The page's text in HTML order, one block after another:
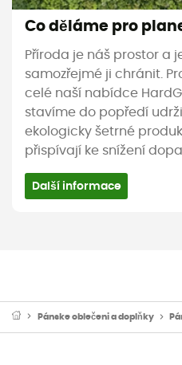
Co děláme pro
Příroda je náš prostor a
samozřejmé ji chránit.
celé naší nabídce
stavíme do popředí
ekologicky šetrné
přispívají ke snížení
Další informace
Pánske oblečeni a doplňky